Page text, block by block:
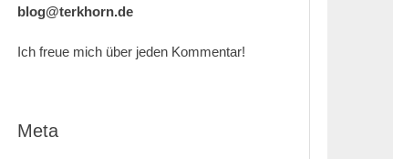
blog@terkhorn.de
Ich freue mich über jeden Kommentar!
Meta